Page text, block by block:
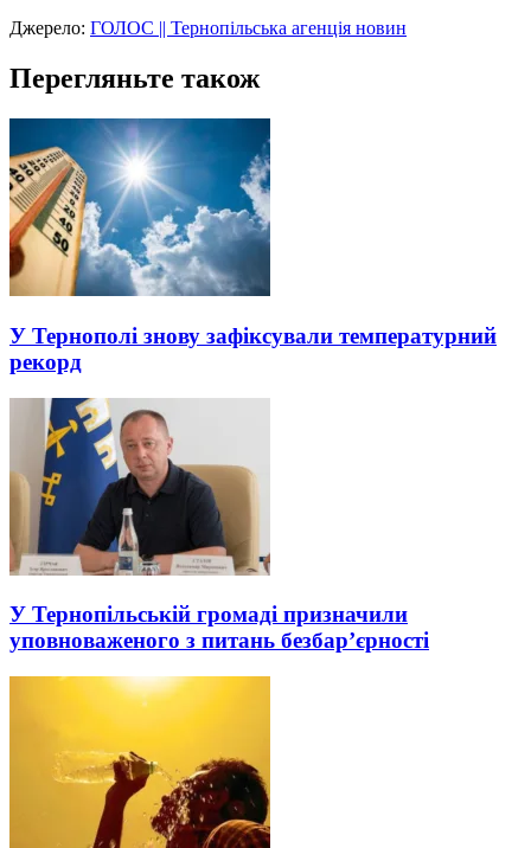
Джерело: ГОЛОС || Тернопільська агенція новин
Перегляньте також
У Тернополі знову зафіксували температурний
рекорд
У Тернопільській громаді призначили
уповноваженого з питань безбар’єрності